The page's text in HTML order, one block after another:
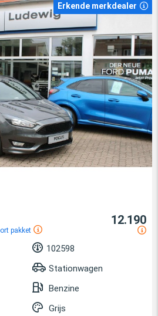
Erkende merkdealer
pakket
12.190
102598
Stationwagen
Benzine
Grijs